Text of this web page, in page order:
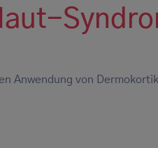
Anwendung von